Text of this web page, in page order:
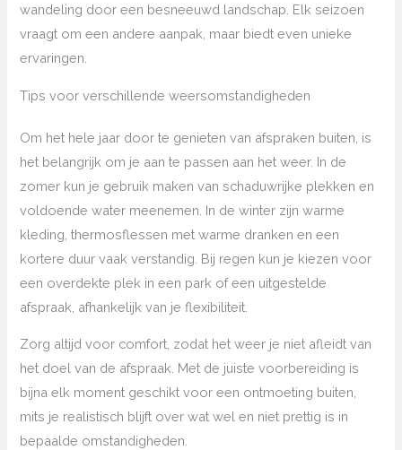
wandeling door een besneeuwd landschap. Elk seizoen
vraagt om een andere aanpak, maar biedt even unieke
ervaringen.
Tips voor verschillende weersomstandigheden
Om het hele jaar door te genieten van afspraken buiten, is
het belangrijk om je aan te passen aan het weer. In de
zomer kun je gebruik maken van schaduwrijke plekken en
voldoende water meenemen. In de winter zijn warme
kleding, thermosflessen met warme dranken en een
kortere duur vaak verstandig. Bij regen kun je kiezen voor
een overdekte plek in een park of een uitgestelde
afspraak, afhankelijk van je flexibiliteit.
Zorg altijd voor comfort, zodat het weer je niet afleidt van
het doel van de afspraak. Met de juiste voorbereiding is
bijna elk moment geschikt voor een ontmoeting buiten,
mits je realistisch blijft over wat wel en niet prettig is in
bepaalde omstandigheden.